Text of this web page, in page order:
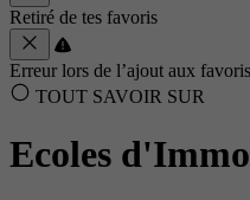
Retiré de tes favoris
Erreur lors de l’ajout aux favoris
TOUT SAVOIR SUR
Ecoles